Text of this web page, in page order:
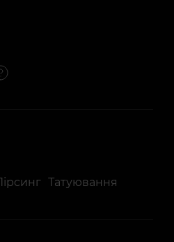
Татуювання